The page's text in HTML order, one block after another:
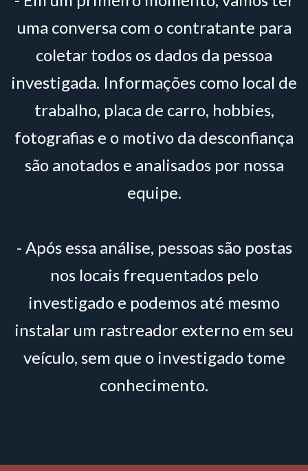
uma conversa com o contratante para
coletar todos os dados da pessoa
investigada. Informações como local de
trabalho, placa de carro, hobbies,
fotografias e o motivo da desconfiança
são anotados e analisados por nossa
equipe.
- Após essa análise, pessoas são postas
nos locais frequentados pelo
investigado e podemos até mesmo
instalar um rastreador externo em seu
veículo, sem que o investigado tome
conhecimento.